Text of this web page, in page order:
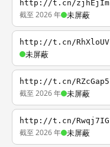
http://t.cn/zjhEjIm
截至 2026 年 未屏蔽
http://t.cn/RhXloUV
未屏蔽
http://t.cn/RZcGap5
截至 2026 年 未屏蔽
http://t.cn/Rwqj7IG
截至 2026 年 未屏蔽